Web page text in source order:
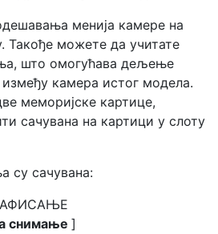
менија камере на
Такође можете да учитате
што омогућава дељење
камера истог модела.
меморијске картице,
сачувана на картици у слоту
су сачувана:
снимање ]